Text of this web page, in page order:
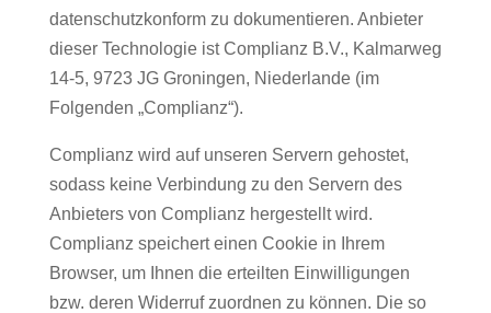
datenschutzkonform zu dokumentieren. Anbieter
dieser Technologie ist Complianz B.V., Kalmarweg
14-5, 9723 JG Groningen, Niederlande (im
Folgenden „Complianz“).
Complianz wird auf unseren Servern gehostet,
sodass keine Verbindung zu den Servern des
Anbieters von Complianz hergestellt wird.
Complianz speichert einen Cookie in Ihrem
Browser, um Ihnen die erteilten Einwilligungen
bzw. deren Widerruf zuordnen zu können. Die so